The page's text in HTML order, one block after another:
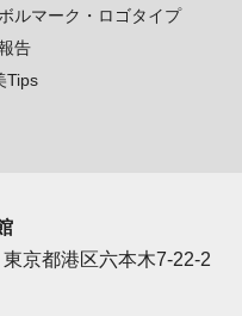
ルマーク・ロゴタイプ
告
Tips
京都港区六本木7-22-2